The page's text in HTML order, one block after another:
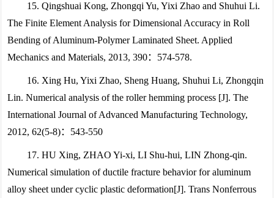
15. Qingshuai Kong, Zhongqi Yu, Yixi Zhao and Shuhui Li.
The Finite Element Analysis for Dimensional Accuracy in Roll
Bending of Aluminum-Polymer Laminated Sheet. Applied
Mechanics and Materials, 2013, 390：574-578.
16. Xing Hu, Yixi Zhao, Sheng Huang, Shuhui Li, Zhongqin
Lin. Numerical analysis of the roller hemming process [J]. The
International Journal of Advanced Manufacturing Technology,
2012, 62(5-8)：543-550
17. HU Xing, ZHAO Yi-xi, LI Shu-hui, LIN Zhong-qin.
Numerical simulation of ductile fracture behavior for aluminum
alloy sheet under cyclic plastic deformation[J]. Trans Nonferrous